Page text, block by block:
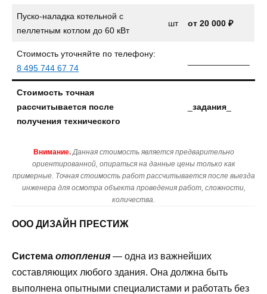
Пуско-наладка котельной с
пеллетным котлом до 60 кВт
шт от 20 000 ₽
Стоимость уточняйте по телефону:
8 495 744 67 74
Стоимость точная
рассчитывается после
получения технического
_задания
Внимание. Данная стоимость является предварительно
ориентированной, опираться на данные цены только как
примерные. Точная стоимость работ рассчитывается после выезда
инженера для осмотра объекта проведения работ, сложности,
количества.
ООО ДИЗАЙН ПРЕСТИЖ
Система отопления — одна из важнейших
составляющих любого здания. Она должна быть
выполнена опытными специалистами и работать без